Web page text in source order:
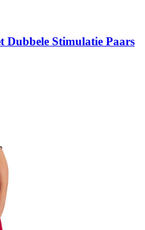
Dubbele Stimulatie Paars